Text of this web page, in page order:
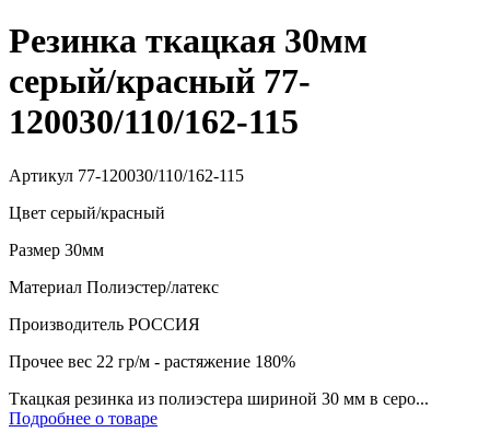
Резинка ткацкая 30мм
серый/красный 77-
120030/110/162-115
Артикул 77-120030/110/162-115
Цвет серый/красный
Размер 30мм
Материал Полиэстер/латекс
Производитель РОССИЯ
Прочее вес 22 гр/м - растяжение 180%
Ткацкая резинка из полиэстера шириной 30 мм в серо...
Подробнее о товаре